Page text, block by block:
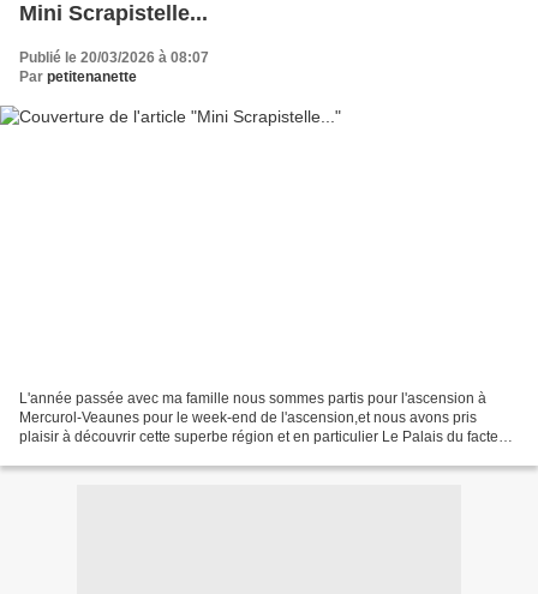
Mini Scrapistelle...
Publié le 20/03/2026 à 08:07
Par petitenanette
L'année passée avec ma famille nous sommes partis pour l'ascension à
Mercurol-Veaunes pour le week-end de l'ascension,et nous avons pris
plaisir à découvrir cette superbe région et en particulier Le Palais du facteur